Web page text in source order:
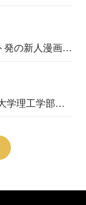
発の新人漫画
学理工学部物